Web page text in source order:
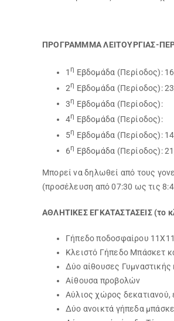
ΠΡΟΓΡΑΜΜΜΑ ΛΕΙΤΟΥΡΓΙΑΣ-
1 η Εβδομάδα (Περίοδος):
2η Εβδομάδα (Περίοδος):
3η Εβδομάδα
4η Εβδομάδα
5η Εβδομάδα (Περίοδος):
6η Εβδομάδα (Περίοδος):
Μπορεί να δηλωθεί από τους
(προσέλευση από 07:30 ως τις
ΑΘΛΗΤΙΚΕΣ ΕΓΚΑΤΑΣΤΑΣΕΙΣ (το
Γήπεδο ποδοσφαίρου
Κλειστό Γήπεδο Μπάσκετ
Δύο αίθουσες Γυμναστικής
Αίθουσα προβολών
Αύλιος χώρος δεκατιανού,
Δύο ανοικτά γήπεδα